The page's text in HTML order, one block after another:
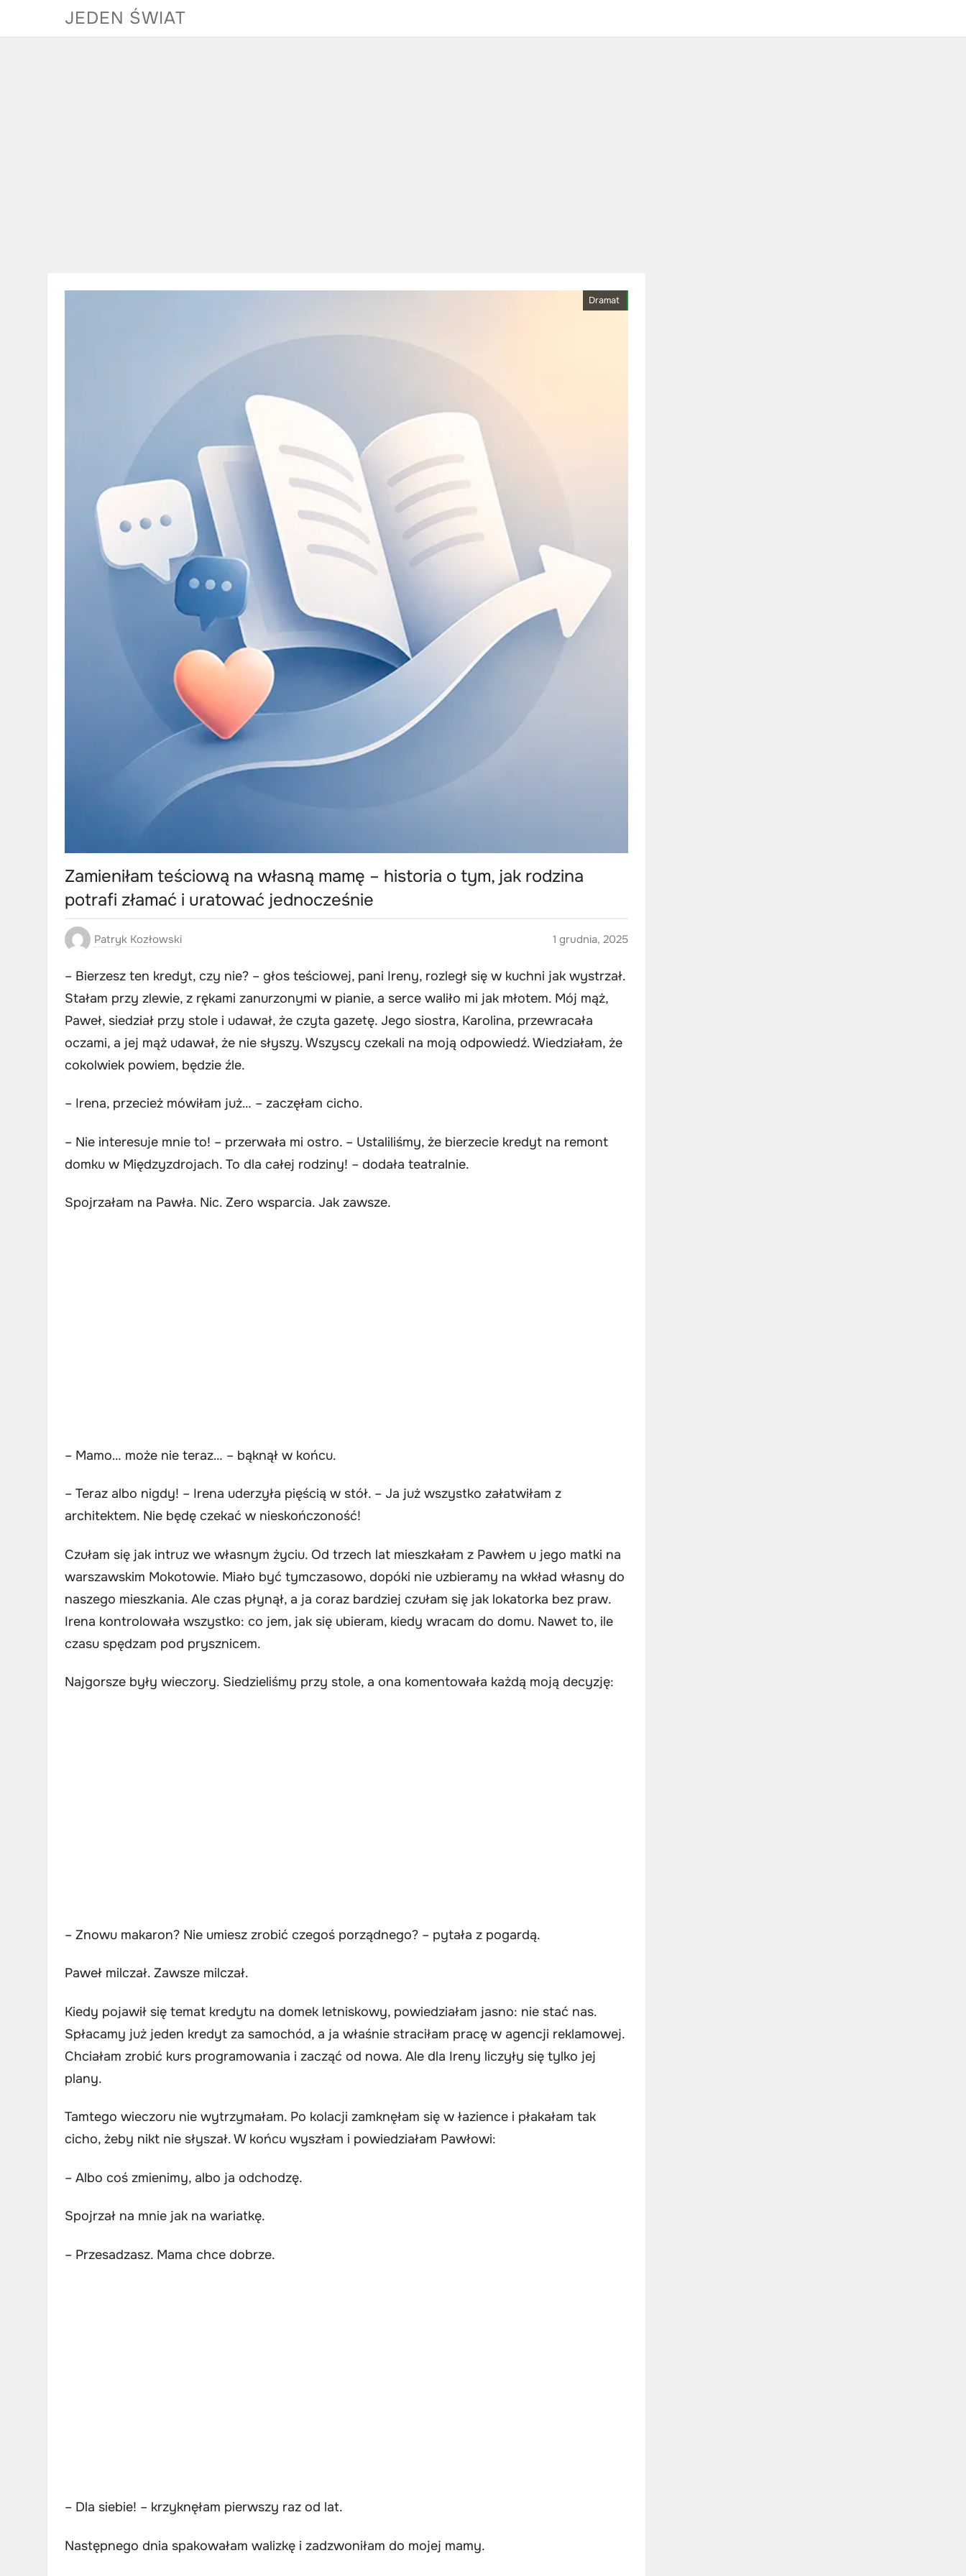
JEDEN ŚWIAT
Dramat
Zamieniłam teściową na własną mamę – historia o tym, jak rodzina
potrafi złamać i uratować jednocześnie
Patryk Kozłowski 1 grudnia, 2025
– Bierzesz ten kredyt, czy nie? – głos teściowej, pani Ireny, rozległ się w kuchni jak wystrzał.
Stałam przy zlewie, z rękami zanurzonymi w pianie, a serce waliło mi jak młotem. Mój mąż,
Paweł, siedział przy stole i udawał, że czyta gazetę. Jego siostra, Karolina, przewracała
oczami, a jej mąż udawał, że nie słyszy. Wszyscy czekali na moją odpowiedź. Wiedziałam, że
cokolwiek powiem, będzie źle.
– Irena, przecież mówiłam już… – zaczęłam cicho.
– Nie interesuje mnie to! – przerwała mi ostro. – Ustaliliśmy, że bierzecie kredyt na remont
domku w Międzyzdrojach. To dla całej rodziny! – dodała teatralnie.
Spojrzałam na Pawła. Nic. Zero wsparcia. Jak zawsze.
– Mamo… może nie teraz… – bąknął w końcu.
– Teraz albo nigdy! – Irena uderzyła pięścią w stół. – Ja już wszystko załatwiłam z
architektem. Nie będę czekać w nieskończoność!
Czułam się jak intruz we własnym życiu. Od trzech lat mieszkałam z Pawłem u jego matki na
warszawskim Mokotowie. Miało być tymczasowo, dopóki nie uzbieramy na wkład własny do
naszego mieszkania. Ale czas płynął, a ja coraz bardziej czułam się jak lokatorka bez praw.
Irena kontrolowała wszystko: co jem, jak się ubieram, kiedy wracam do domu. Nawet to, ile
czasu spędzam pod prysznicem.
Najgorsze były wieczory. Siedzieliśmy przy stole, a ona komentowała każdą moją decyzję:
– Znowu makaron? Nie umiesz zrobić czegoś porządnego? – pytała z pogardą.
Paweł milczał. Zawsze milczał.
Kiedy pojawił się temat kredytu na domek letniskowy, powiedziałam jasno: nie stać nas.
Spłacamy już jeden kredyt za samochód, a ja właśnie straciłam pracę w agencji reklamowej.
Chciałam zrobić kurs programowania i zacząć od nowa. Ale dla Ireny liczyły się tylko jej
plany.
Tamtego wieczoru nie wytrzymałam. Po kolacji zamknęłam się w łazience i płakałam tak
cicho, żeby nikt nie słyszał. W końcu wyszłam i powiedziałam Pawłowi:
– Albo coś zmienimy, albo ja odchodzę.
Spojrzał na mnie jak na wariatkę.
– Przesadzasz. Mama chce dobrze.
– Dla siebie! – krzyknęłam pierwszy raz od lat.
Następnego dnia spakowałam walizkę i zadzwoniłam do mojej mamy.